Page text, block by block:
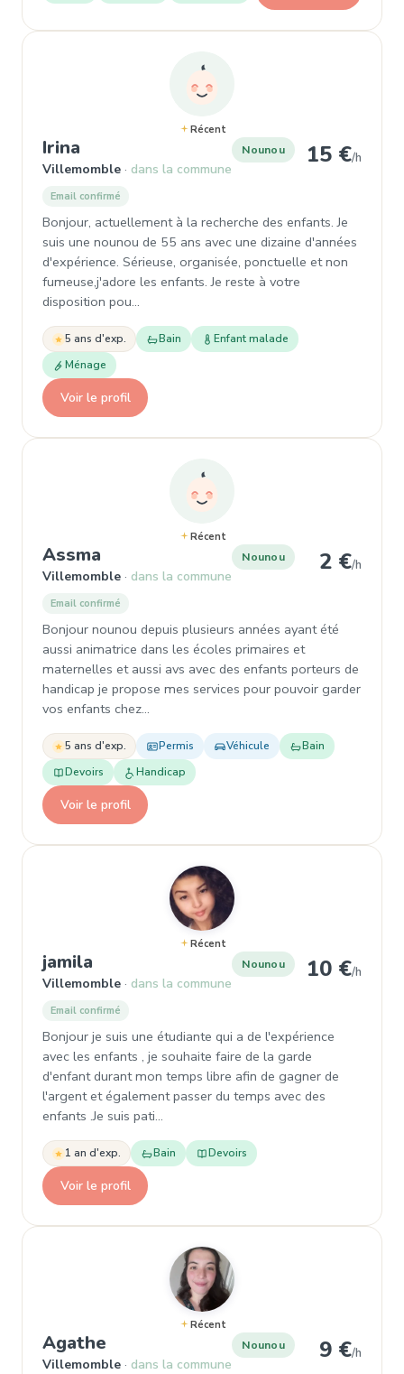
Récent
Irina , Nounou à Villemomble
Villemomble dans la commune
Nounou 15 €/h
Email confirmé
Bonjour, actuellement à la recherche des enfants. Je
suis une nounou de 55 ans avec une dizaine d'années
d'expérience. Sérieuse, organisée, ponctuelle et non
fumeuse,j'adore les enfants. Je reste à votre
disposition pou…
5 ans d'exp. Bain
Enfant malade
Ménage
Voir le profil
Récent
Assma , Nounou à Villemomble
Villemomble dans la commune
Nounou 2 €/h
Email confirmé
Bonjour nounou depuis plusieurs années ayant été
aussi animatrice dans les écoles primaires et
maternelles et aussi avs avec des enfants porteurs de
handicap je propose mes services pour pouvoir garder
vos enfants chez…
5 ans d'exp. Permis Véhicule
Bain
Devoirs
Handicap
Voir le profil
Récent
jamila , Nounou à Villemomble
Villemomble dans la commune
Nounou 10 €/h
Email confirmé
Bonjour je suis une étudiante qui a de l'expérience
avec les enfants , je souhaite faire de la garde
d'enfant durant mon temps libre afin de gagner de
l'argent et également passer du temps avec des
enfants .Je suis pati…
1 an d'exp. Bain Devoirs
Voir le profil
Récent
Agathe , Nounou à Villemomble
Villemomble dans la commune
Nounou 9 €/h